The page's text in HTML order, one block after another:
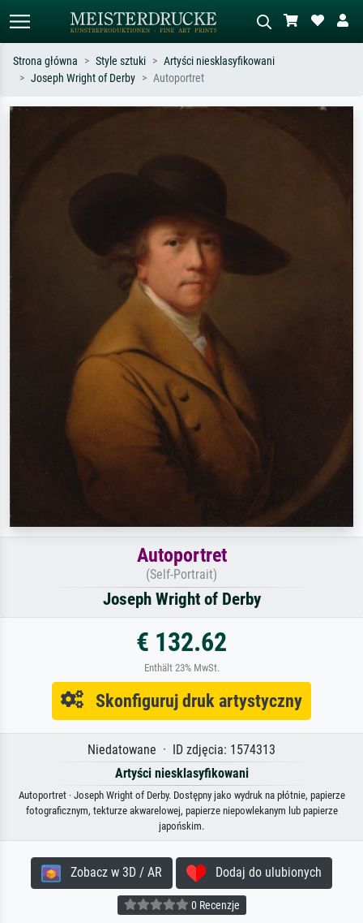
abstrakcja z czerwienią, ciemny olej,
Strona główna Style sztuki
Artyści niesklasyfikowani
Joseph Wright of Derby
Autoportret
Autoportret
(Self-Portrait)
Joseph Wright of Derby
€ 132.62
Enthält 23% MwSt.
Skonfiguruj druk artystyczny
Niedatowane · ID zdjęcia: 1574313
Artyści niesklasyfikowani
Autoportret · Joseph Wright of Derby. Dostępny jako wydruk na płótnie, papierze
fotograficznym, tekturze akwarelowej, papierze niepowlekanym lub papierze
japońskim.
Zobacz w 3D / AR Dodaj do ulubionych
0 Recenzje